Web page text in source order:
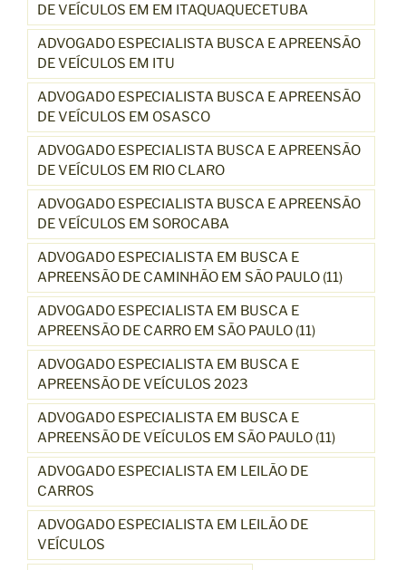
DE VEÍCULOS EM EM ITAQUAQUECETUBA
ADVOGADO ESPECIALISTA BUSCA E APREENSÃO
DE VEÍCULOS EM ITU
ADVOGADO ESPECIALISTA BUSCA E APREENSÃO
DE VEÍCULOS EM OSASCO
ADVOGADO ESPECIALISTA BUSCA E APREENSÃO
DE VEÍCULOS EM RIO CLARO
ADVOGADO ESPECIALISTA BUSCA E APREENSÃO
DE VEÍCULOS EM SOROCABA
ADVOGADO ESPECIALISTA EM BUSCA E
APREENSÃO DE CAMINHÃO EM SÃO PAULO (11)
ADVOGADO ESPECIALISTA EM BUSCA E
APREENSÃO DE CARRO EM SÃO PAULO (11)
ADVOGADO ESPECIALISTA EM BUSCA E
APREENSÃO DE VEÍCULOS 2023
ADVOGADO ESPECIALISTA EM BUSCA E
APREENSÃO DE VEÍCULOS EM SÃO PAULO (11)
ADVOGADO ESPECIALISTA EM LEILÃO DE
CARROS
ADVOGADO ESPECIALISTA EM LEILÃO DE
VEÍCULOS